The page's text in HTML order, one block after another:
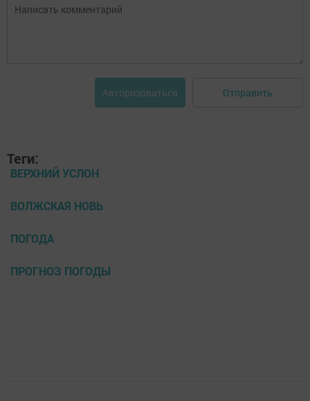
Авторизоваться Отправить
Теги:
ВЕРХНИЙ УСЛОН
ВОЛЖСКАЯ НОВЬ
ПОГОДА
ПРОГНОЗ ПОГОДЫ